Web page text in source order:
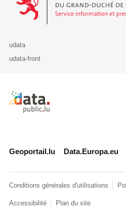
udata
udata-front
Retour à l'accueil de
Geoportail.lu Data.Europa.eu
Conditions générales d'utilisations
Accessibilité Plan du site